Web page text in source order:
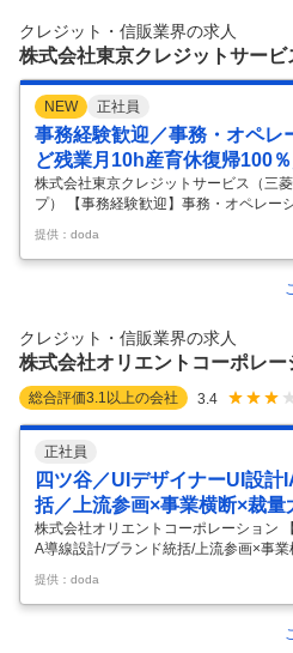
やユーザー部門要求対応のための拡張
ルする類の
クレジット・信販業界の求人
株式会社東京クレジットサービ
NEW 正社員
事務経験歓迎／事務・オペレ
ど残業月10h産育休復帰100
株式会社東京クレジットサービス（三
プ） 【事務経験歓迎】事務・オペレー
h産育休復帰100％/MUFGグループ 【
務・オペレーション※加盟店管理など
グループ 【具体的な仕事内容】 【ク
／ノルマ無し／年次有給取得日数14
10h以内。ノルマはなくご自身のご都
できます。月の残業時間は10時間を超
提供：doda
クレジット・信販業界の求人
株式会社オリエントコーポレー
総合評価3.1 以上の会社 3.4
正社員
四ツ谷／UIデザイナーUI設
括／上流参画×事業横断×裁量
株式会社オリエントコーポレーション
A導線設計/ブランド統括/上流参画×事
ツ谷】UIデザイナー◆UI設計IA導線設
断×裁量大 【具体的な仕事内容】 【経
アパス/新興国展開・JV推進/充実した
容： ＜UI設計・デザイン業務＞ ・
提供：doda